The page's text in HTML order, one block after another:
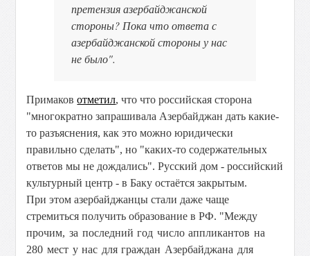
претензия азербайджанской
стороны? Пока что ответа с
азербайджанской стороны у нас
не было".
Примаковотметил, что что российская сторона
"многократно запрашивала Азербайджан дать какие-
то разъяснения, как это можно юридически
правильно сделать", но "каких-то содержательных
ответов мы не дождались". Русский дом - российский
культурный центр - в Баку остаётся закрытым.
При этом азербайджанцы стали даже чаще
стремиться получить образование в РФ. "Между
прочим, за последний год число аппликантов на
280 мест у нас для граждан Азербайджана для